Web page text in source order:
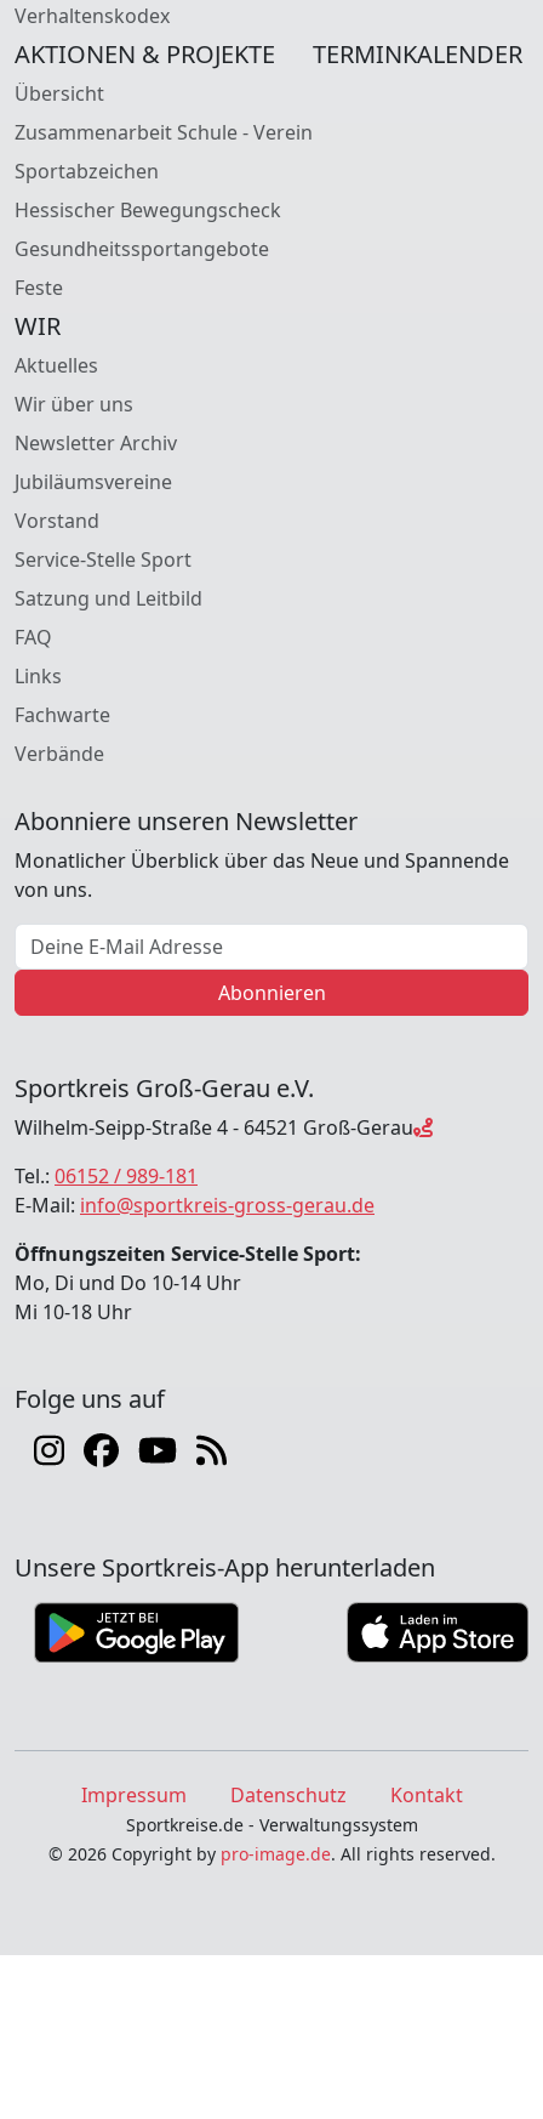
Verhaltenskodex
AKTIONEN & PROJEKTE
Übersicht
Zusammenarbeit Schule - Verein
Sportabzeichen
Hessischer Bewegungscheck
Gesundheitssportangebote
Feste
TERMINKALENDER
WIR
Aktuelles
Wir über uns
Newsletter Archiv
Jubiläumsvereine
Vorstand
Service-Stelle Sport
Satzung und Leitbild
FAQ
Links
Fachwarte
Verbände
Abonniere unseren Newsletter
Monatlicher Überblick über das Neue und Spannende
von uns.
E-Mail Adresse
Abonnieren
Sportkreis Groß-Gerau e.V.
Wilhelm-Seipp-Straße 4 - 64521 Groß-Gerau
Tel.: 06152 / 989-181
E-Mail: info@sportkreis-gross-gerau.de
Öffnungszeiten Service-Stelle Sport:
Mo, Di und Do 10-14 Uhr
Mi 10-18 Uhr
Folge uns auf
Unsere Sportkreis-App herunterladen
Impressum Datenschutz Kontakt
Sportkreise.de - Verwaltungssystem
© 2026 Copyright by pro-image.de. All rights reserved.